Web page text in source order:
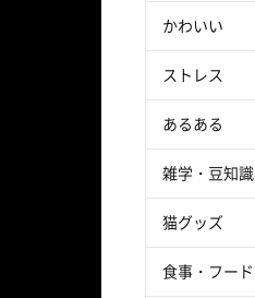
かわいい
ストレス
あるある
雑学・豆知識
猫グッズ
食事・フード